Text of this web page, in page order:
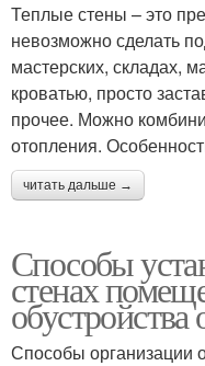
Теплые стены – это
невозможно сделать
мастерских, складах,
кроватью, просто
прочее. Можно
отопления.
читать дальше →
Способы
стенах
Способы организации